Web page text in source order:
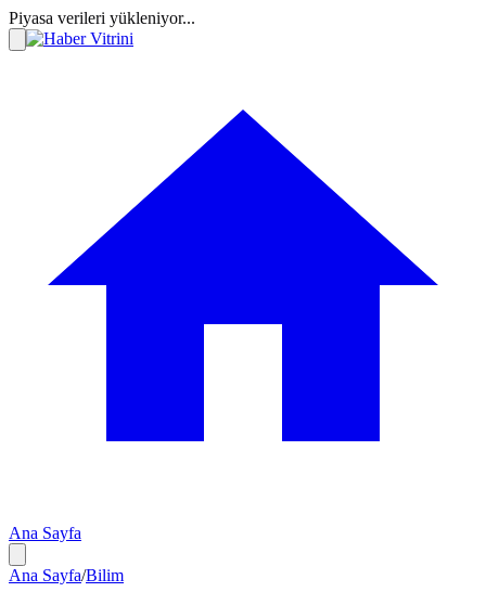
Piyasa verileri yükleniyor...
Ana Sayfa
Ana Sayfa/Bilim